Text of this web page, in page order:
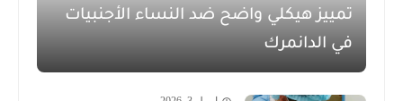
تمييز هيكلي واضح ضد النساء الأجنبيات
في الدانمرك